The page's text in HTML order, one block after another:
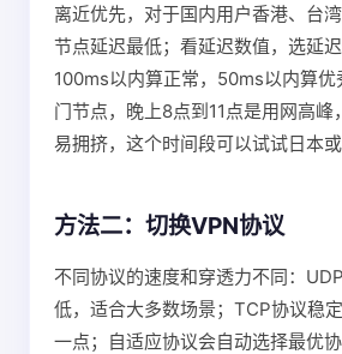
离近优先，对于国内用户香港、台
节点延迟最低；看延迟数值，选延
100ms以内算正常，50ms以内算
门节点，晚上8点到11点是用网高峰
易拥挤，这个时间段可以试试日本或
方法二：切换VPN协议
不同协议的速度和穿透力不同：
低，适合大多数场景；TCP协议稳
一点；自适应协议会自动选择最优协